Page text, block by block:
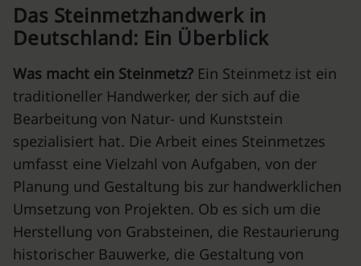
Das Steinmetzhandwerk in
Deutschland: Ein Überblick
Was macht ein Steinmetz? Ein Steinmetz ist ein
traditioneller Handwerker, der sich auf die
Bearbeitung von Natur- und Kunststein
spezialisiert hat. Die Arbeit eines Steinmetzes
umfasst eine Vielzahl von Aufgaben, von der
Planung und Gestaltung bis zur handwerklichen
Umsetzung von Projekten. Ob es sich um die
Herstellung von Grabsteinen, die Restaurierung
historischer Bauwerke, die Gestaltung von